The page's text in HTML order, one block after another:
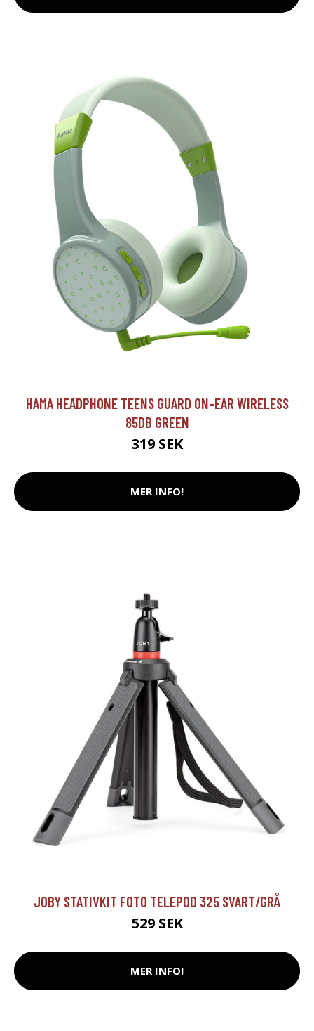
HAMA HEADPHONE TEENS GUARD ON-EAR WIRELESS
85DB GREEN
319 SEK
MER INFO!
JOBY STATIVKIT FOTO TELEPOD 325 SVART/GRÅ
529 SEK
MER INFO!